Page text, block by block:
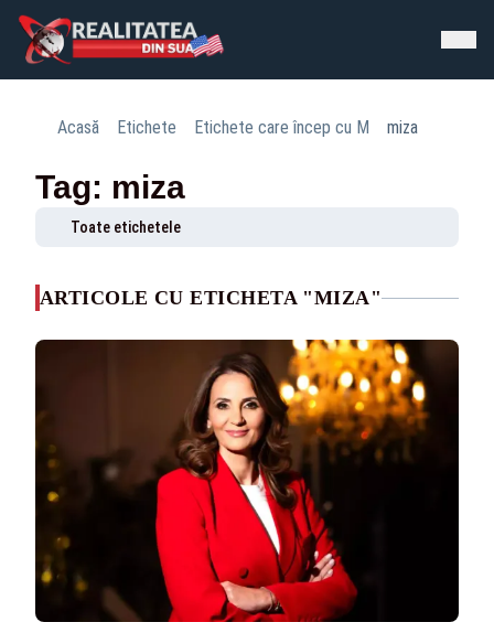
Acasă Etichete Etichete care încep cu M miza
Tag: miza
Toate etichetele
ARTICOLE CU ETICHETA "MIZA"